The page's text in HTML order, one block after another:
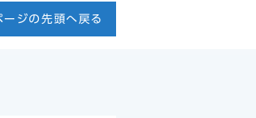
ージの先頭へ戻る